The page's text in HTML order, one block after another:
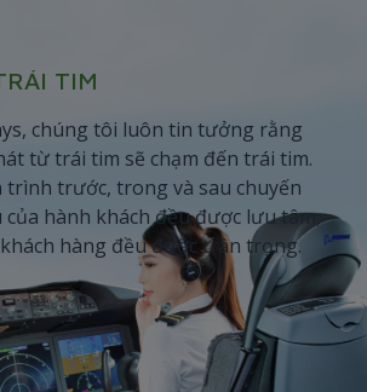
TIM
chúng tôi luôn tin tưởng rằng
từ trái tim sẽ chạm đến trái tim.
trình trước, trong và sau chuyến
của hành khách đều được lưu tâm,
khách hàng đều được trân trọng.